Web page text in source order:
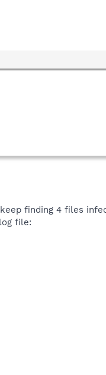
finding 4 files
file: